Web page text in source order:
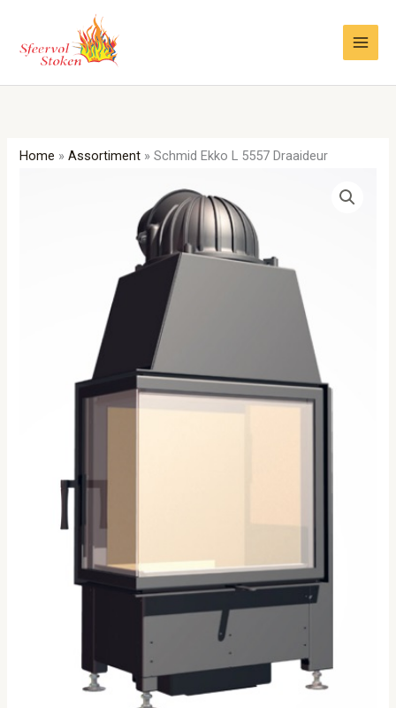
inhoud
Home »Assortiment »Schmid Ekko L 5557 Draaideur